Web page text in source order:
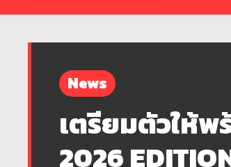
News
เตรียมตัวให้พ
2026